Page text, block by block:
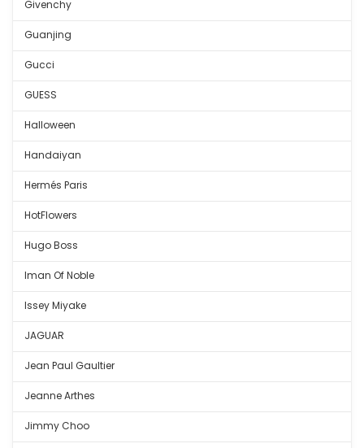
Givenchy
Guanjing
Gucci
GUESS
Halloween
Handaiyan
Hermés Paris
HotFlowers
Hugo Boss
Iman Of Noble
Issey Miyake
JAGUAR
Jean Paul Gaultier
Jeanne Arthes
Jimmy Choo